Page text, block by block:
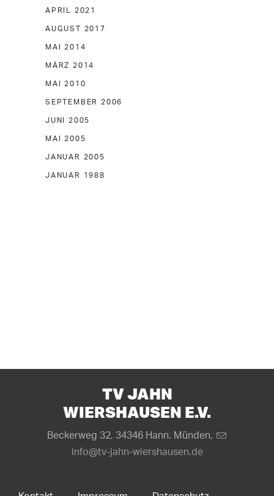
APRIL 2021
AUGUST 2017
MAI 2014
MÄRZ 2014
MAI 2010
SEPTEMBER 2006
JUNI 2005
MAI 2005
JANUAR 2005
JANUAR 1988
TV JAHN
WIERSHAUSEN E.V.
Beckerweg 32, 34346 Hann. Münden,
info@tv-jahn-wiershausen.de